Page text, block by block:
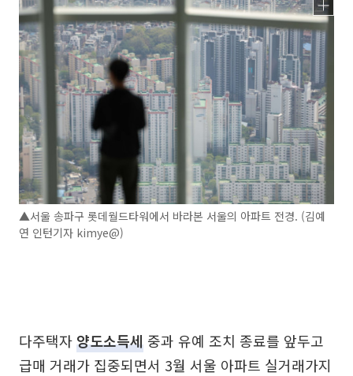
▲서울 송파구 롯데월드타워에서 바라본 서울의 아파트 전경. (김예
연 인턴기자 kimye@)
다주택자양도소득세 중과 유예 조치 종료를 앞두고
급매 거래가 집중되면서 3월 서울 아파트 실거래가지